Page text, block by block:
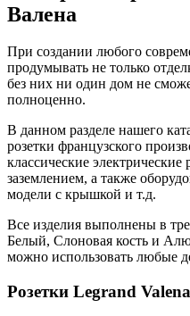
Валена
При создании любого
продумывать не только
без них ни один дом не
полноценно.
В данном разделе нашего
розетки французского
классические электрические
заземлением, а также
модели с крышкой и т.д.
Все изделия выполнены в
Белый, Слоновая кость и
можно использовать любые
Розетки Legrand Valena